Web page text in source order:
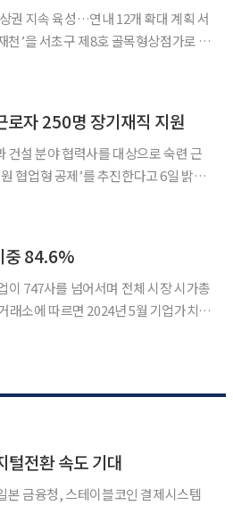
지속 육성…연내 12개 확대 계획 서
’을 서초구 제8호 골목형상점가로 지
로자 250명 장기재직 지원
설 분야 협력사를 대상으로 숙련 근
협업형 공제’를 추진한다고 6일 밝혔
중 84.6%
747사를 넘어서며 전체 시장 시가총
털전환 속도 기대
본 금융청, 스테이블코인 결제시스템